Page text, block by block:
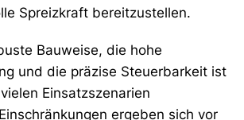
Spreizkraft bereitzustellen.
Bauweise, die hohe
und die präzise Steuerbarkeit ist
Einsatzszenarien
ergeben sich vor